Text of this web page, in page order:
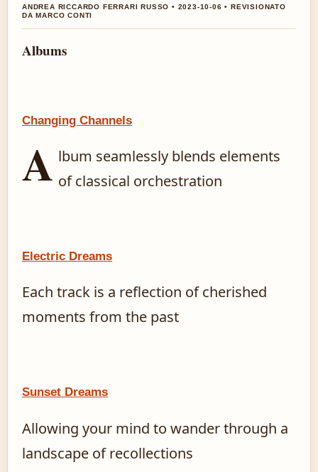
ANDREA RICCARDO FERRARI RUSSO • 2023-10-06 • REVISIONATO
DA MARCO CONTI
Albums
Changing Channels
A lbum seamlessly blends elements
of classical orchestration
Electric Dreams
Each track is a reflection of cherished
moments from the past
Sunset Dreams
Allowing your mind to wander through a
landscape of recollections